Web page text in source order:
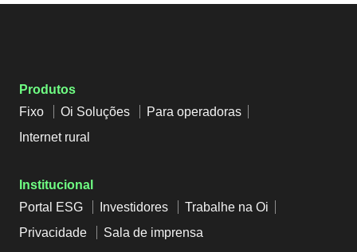
Produtos
Fixo
Oi Soluções
Para operadoras
Internet rural
Institucional
Portal ESG
Investidores
Trabalhe na Oi
Privacidade
Sala de imprensa